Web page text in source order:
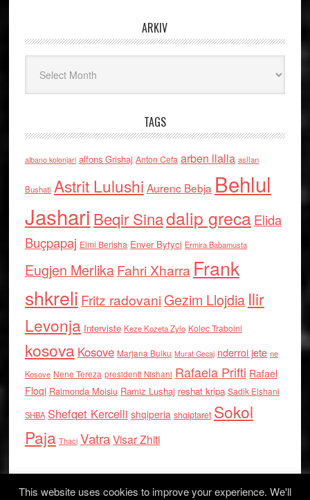
ARKIV
TAGS
albano kolonjari alfons Grishaj Anton Cefa arben llalla asllan
Bushati Astrit Lulushi Aurenc Bebja Behlul
Jashari Beqir Sinadalip grecaElida
Buçpapaj Elmi Berisha Enver Bytyci Ermira Babamusta
Eugjen MerlikaFahri Xharra Frank
shkreli Fritz radovaniGezim Llojdia Ilir
Levonja Interviste Keze Kozeta Zylo Kolec Traboini
kosova Kosove Marjana Bulku Murat Gecaj nderroi jete ne
Kosove Nene Tereza presidenti Nishani Rafaela Prifti Rafael
Floqi Raimonda Moisiu Ramiz Lushaj reshat kripa Sadik Elshani
SHBA Shefqet Kercelli shqiperia shqiptaret Sokol
Paja Thaci VatraVisar Zhiti
This website uses cookies to improve your experience. We'll